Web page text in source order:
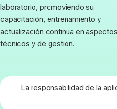
laboratorio, promoviendo su
capacitación, entrenamiento y
actualización continua en aspectos
técnicos y de gestión.
La responsabilidad de la